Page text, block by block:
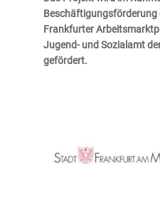
Beschäftigungsförderung
Frankfurter
Jugend- und Sozialamt
gefördert.